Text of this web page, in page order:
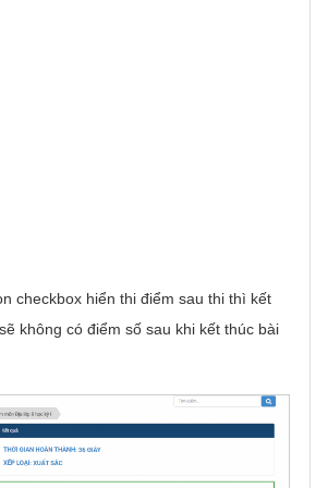
checkbox hiển thi điểm sau thi thì kết
không có điểm số sau khi kết thúc bài